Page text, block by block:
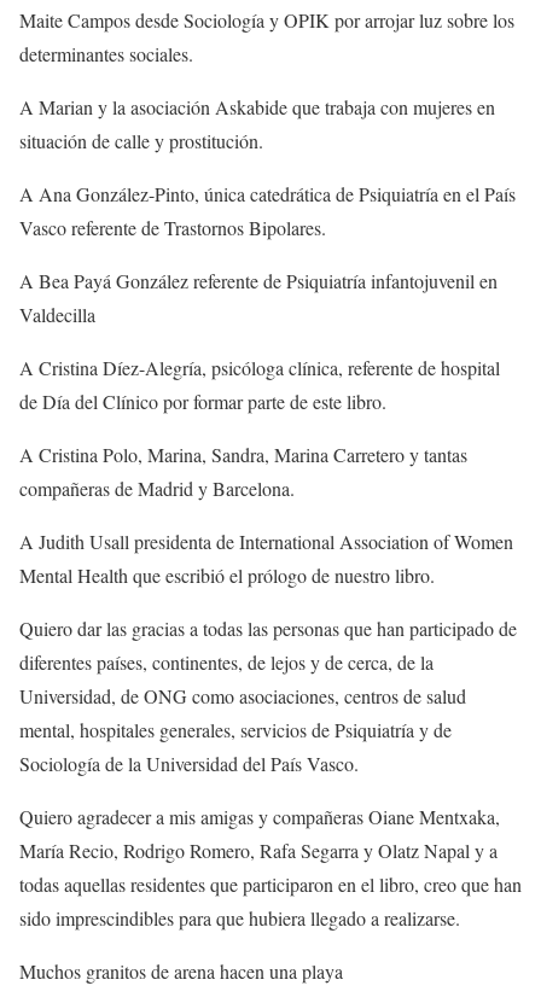
Maite Campos desde Sociología y OPIK por arrojar luz sobre los
determinantes sociales.
A Marian y la asociación Askabide que trabaja con mujeres en
situación de calle y prostitución.
A Ana González-Pinto, única catedrática de Psiquiatría en el País
Vasco referente de Trastornos Bipolares.
A Bea Payá González referente de Psiquiatría infantojuvenil en
Valdecilla
A Cristina Díez-Alegría, psicóloga clínica, referente de hospital
de Día del Clínico por formar parte de este libro.
A Cristina Polo, Marina, Sandra, Marina Carretero y tantas
compañeras de Madrid y Barcelona.
A Judith Usall presidenta de International Association of Women
Mental Health que escribió el prólogo de nuestro libro.
Quiero dar las gracias a todas las personas que han participado de
diferentes países, continentes, de lejos y de cerca, de la
Universidad, de ONG como asociaciones, centros de salud
mental, hospitales generales, servicios de Psiquiatría y de
Sociología de la Universidad del País Vasco.
Quiero agradecer a mis amigas y compañeras Oiane Mentxaka,
María Recio, Rodrigo Romero, Rafa Segarra y Olatz Napal y a
todas aquellas residentes que participaron en el libro, creo que han
sido imprescindibles para que hubiera llegado a realizarse.
Muchos granitos de arena hacen una playa